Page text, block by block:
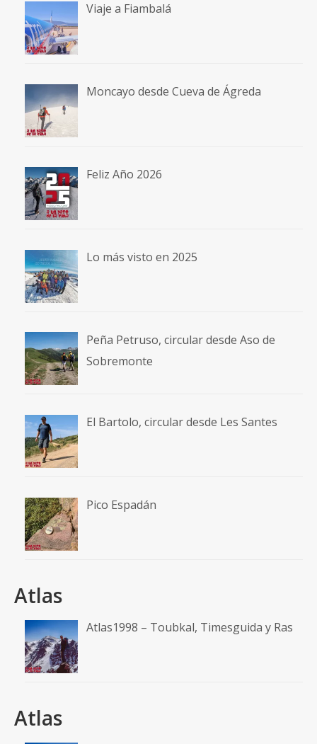
Viaje a Fiambalá
Moncayo desde Cueva de Ágreda
Feliz Año 2026
Lo más visto en 2025
Peña Petruso, circular desde Aso de
Sobremonte
El Bartolo, circular desde Les Santes
Pico Espadán
Atlas
Atlas1998 – Toubkal, Timesguida y Ras
Atlas